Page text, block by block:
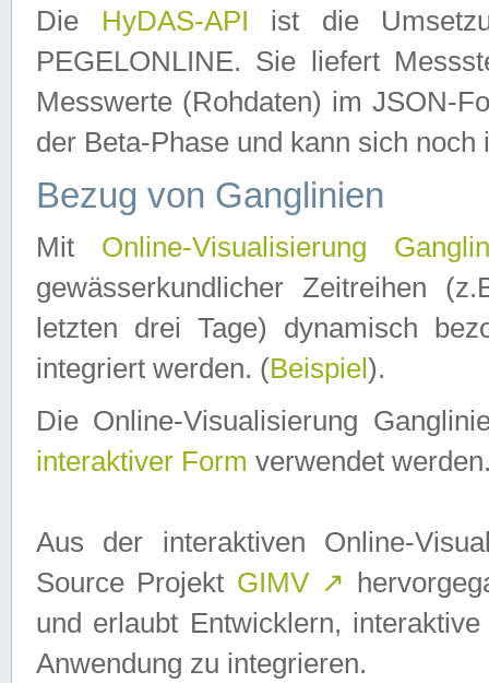
Die HyDAS-API ist die
PEGELONLINE. Sie liefert
Messwerte (Rohdaten) im JSON-
der Beta-Phase und kann sich noch
Bezug von Ganglinien
Mit Online-Visualisierung
gewässerkundlicher Zeitreihen
letzten drei Tage) dynamisch
integriert werden. (Beispiel ).
Die Online-Visualisierung
interaktiver Form verwendet
Aus der interaktiven Online-
Source Projekt GIMV ↗
und erlaubt Entwicklern,
Anwendung zu integrieren.